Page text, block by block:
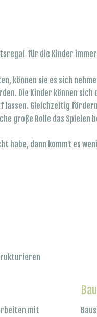
für die Kinder
können sie es sich
Die Kinder können
Gleichzeitig
große Rolle das Spielen
habe, dann kommt es
mit